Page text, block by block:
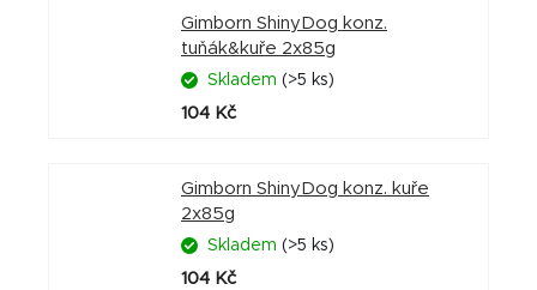
Gimborn ShinyDog konz.
tuňák&kuře 2x85g
Skladem (>5 ks)
104 Kč
Gimborn ShinyDog konz. kuře
2x85g
Skladem (>5 ks)
104 Kč